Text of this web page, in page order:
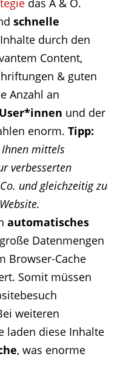
das A & O.
schnelle
durch den
Content,
& guten
Anzahl an
und der
enorm. Tipp:
Ihnen mittels
verbesserten
und gleichzeitig zu
automatisches
Datenmengen
Browser-Cache
Somit müssen
weiteren
laden diese Inhalte
, was enorme